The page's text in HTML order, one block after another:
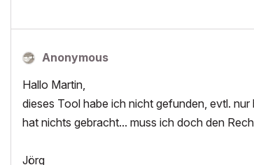
Anonymous
Hallo Martin,
dieses Tool habe ich nicht gefunden, evtl.
hat nichts gebracht... muss ich doch den
Jörg